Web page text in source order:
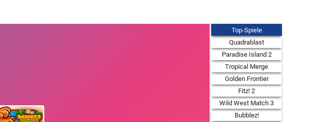
Top-Spiele
Quadrablast
Paradise Island 2
Tropical Merge
Golden Frontier
Fitz! 2
Wild West Match 3
Bubblez!